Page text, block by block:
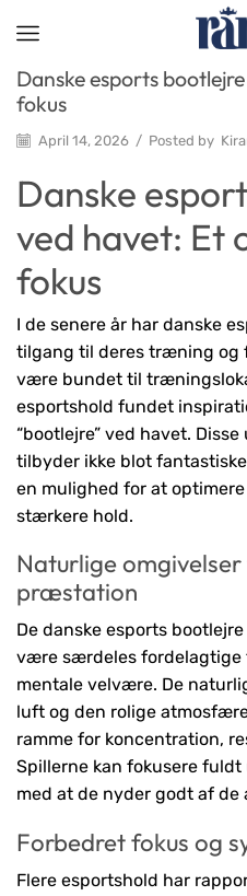
Danske esports
fokus
April 14, 2026 / Posted by
Danske
ved havet: Et
fokus
I de senere år har danske
tilgang til deres træning og
være bundet til
esportshold fundet
“bootlejre” ved havet.
tilbyder ikke blot
en mulighed for at
stærkere hold.
Naturlige
præstation
De danske esports
være særdeles
mentale velvære. De
luft og den rolige
ramme for koncentration,
Spillerne kan fokusere
med at de nyder godt af de
Forbedret fokus og
Flere esportshold har